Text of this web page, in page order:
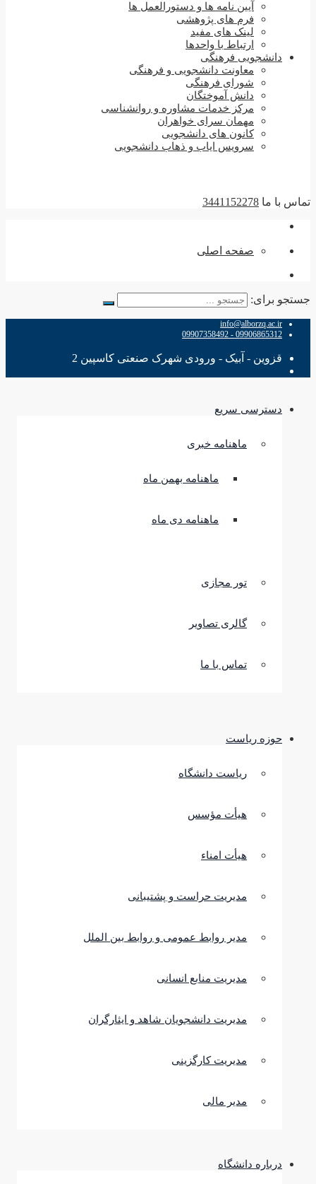
آیین نامه ها و دستورالعمل ها
فرم های پژوهشی
لینک های مفید
ارتباط با واحدها
دانشجویی فرهنگی
معاونت دانشجویی و فرهنگی
شورای فرهنگی
دانش آموختگان
مرکز خدمات مشاوره و روانشناسی
مهمان سرای خواهران
کانون های دانشجویی
سرویس ایاب و ذهاب دانشجویی
تماس با ما 3441152278
صفحه اصلی
جستجو برای:
info@alborzq.ac.ir
09906865312 - 09907358492
قزوین - آبیک - ورودی شهرک صنعتی کاسپین 2
دسترسی سریع
ماهنامه خبری
ماهنامه بهمن ماه
ماهنامه دی ماه
تور مجازی
گالری تصاویر
تماس با ما
حوزه ریاست
ریاست دانشگاه
هیأت مؤسس
هیأت امناء
مدیریت حراست و پشتیبانی
مدیر روابط عمومی و روابط بین الملل
مدیریت منابع انسانی
مدیریت دانشجویان شاهد و ایثارگران
مدیریت کارگزینی
مدیر مالی
درباره دانشگاه